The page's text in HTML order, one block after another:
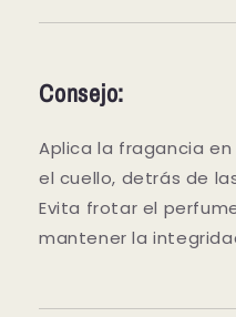
Consejo:
Aplica la fragancia
el cuello, detrás de
Evita frotar el
mantener la